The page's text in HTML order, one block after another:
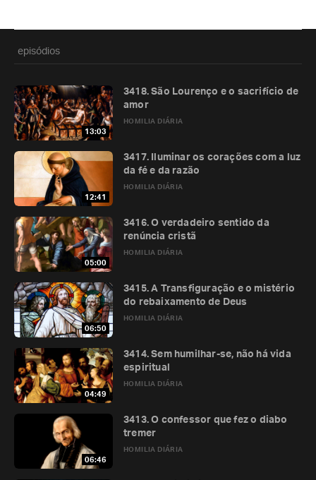
episódios
13:03
HOMILIA DIÁRIA
3418. São Lourenço e o sacrifício de
amor
12:41
HOMILIA DIÁRIA
3417. Iluminar os corações com a luz
da fé e da razão
05:00
HOMILIA DIÁRIA
3416. O verdadeiro sentido da
renúncia cristã
06:50
HOMILIA DIÁRIA
3415. A Transfiguração e o mistério
do rebaixamento de Deus
04:49
HOMILIA DIÁRIA
3414. Sem humilhar-se, não há vida
espiritual
06:46
HOMILIA DIÁRIA
3413. O confessor que fez o diabo
tremer